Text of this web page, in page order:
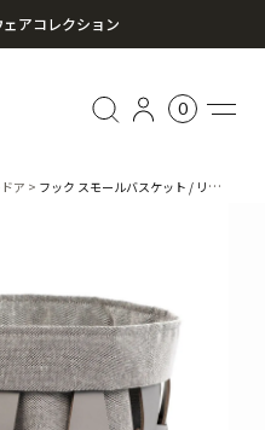
アコレクション
上げで送料無料
0
ア フック スモールバスケット / リネングレー / 190 / 国内在庫